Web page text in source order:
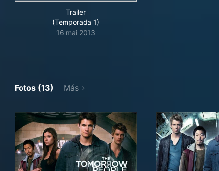
Trailer
(Temporada 1)
16 mai 2013
Fotos (13) Más